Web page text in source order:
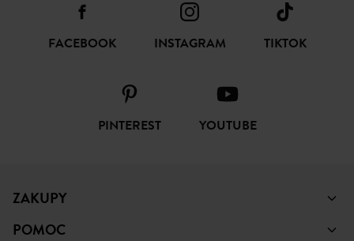
FACEBOOK INSTAGRAM TIKTOK
PINTEREST YOUTUBE
ZAKUPY
POMOC